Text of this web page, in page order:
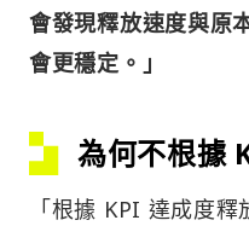
會發現釋放速度與原
會更穩定。」
為何不根據
「根據 KPI 達成度